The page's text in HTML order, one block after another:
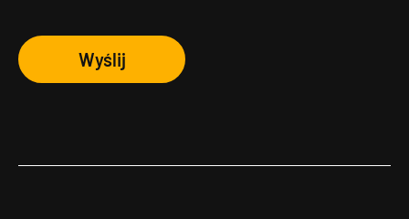
Wyślij